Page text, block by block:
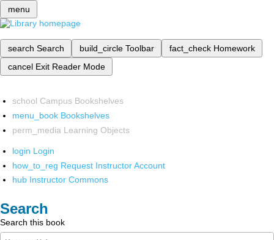
menu
search Search build_circle Toolbar fact_check Homework
cancel Exit Reader Mode
school Campus Bookshelves
menu_book Bookshelves
perm_media Learning Objects
login Login
how_to_reg Request Instructor Account
hub Instructor Commons
Search
Search this book